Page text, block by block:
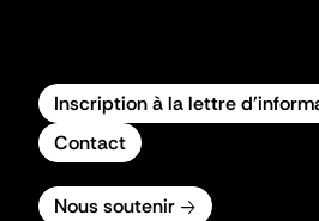
Inscription à la lettre
Contact
Nous soutenir